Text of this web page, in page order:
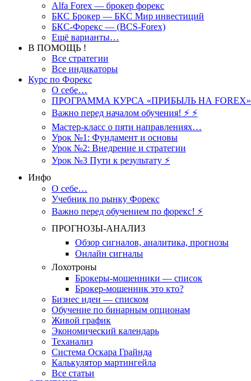
Alfa Forex — брокер форекс
БКС Брокер — БКС Мир инвестиций
БКС-Форекс — (BCS-Forex)
Ещё варианты…
В ПОМОЩЬ !
Все стратегии
Все индикаторы
Курс по Форекс
О себе…
ПРОГРАММА КУРСА «ПРИБЫЛЬ НА FOREX»
Важно перед началом обучения! ⚡ ⚡
Мастер-класс о пяти направлениях…
Урок №1: Фундамент и основы
Урок №2: Внедрение и стратегии
Урок №3 Пути к результату ⚡️
Инфо
О себе…
Учебник по рынку Форекс
Важно перед обучением по форекс! ⚡
ПРОГНОЗЫ-АНАЛИЗ
Обзор сигналов, аналитика, прогнозы
Онлайн сигналы
Лохотроны
Брокеры-мошенники — список
Брокер-мошенник это кто?
Бизнес идеи — списком
Обучение по бинарным опционам
Живой график
Экономический календарь
Теханализ
Система Оскара Грайнда
Калькулятор мартингейла
Все статьи